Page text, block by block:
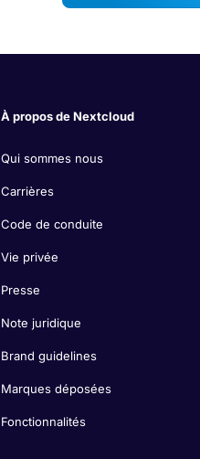
À propos de Nextcloud
Qui sommes nous
Carrières
Code de conduite
Vie privée
Presse
Note juridique
Brand guidelines
Marques déposées
Fonctionnalités